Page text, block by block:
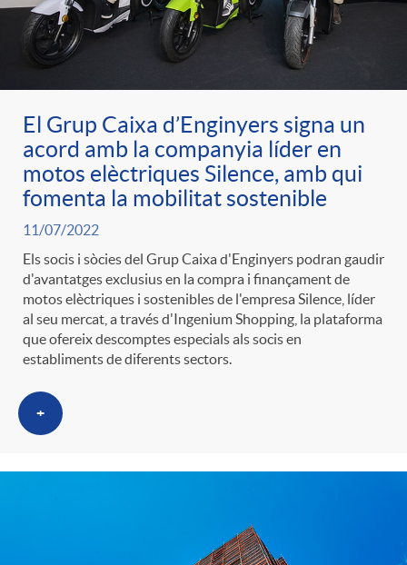
El Grup Caixa d’Enginyers signa un
acord amb la companyia líder en
motos elèctriques Silence, amb qui
fomenta la mobilitat sostenible
11/07/2022
Els socis i sòcies del Grup Caixa d'Enginyers podran gaudir
d'avantatges exclusius en la compra i finançament de
motos elèctriques i sostenibles de l'empresa Silence, líder
al seu mercat, a través d'Ingenium Shopping, la plataforma
que ofereix descomptes especials als socis en
establiments de diferents sectors.
+